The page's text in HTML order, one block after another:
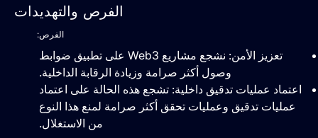
الفرص والتهديدات
الفرص:
تعزيز الأمن: نشجع مشاريع Web3 على تطبيق ضوابط
وصول أكثر صرامة وزيادة الرقابة الداخلية.
اعتماد عمليات تدقيق داخلية: تشجع هذه الحالة على اعتماد
عمليات تدقيق وعمليات تحقق أكثر صرامة لمنع هذا النوع
من الاستغلال.